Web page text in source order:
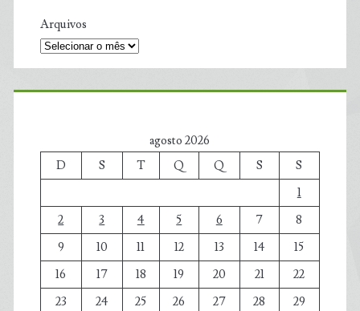
Arquivos
agosto 2026
D
S T Q Q S
S
1
2
3 4 5 6 7
8
9
10 11 12 13 14
15
16
17 18 19 20 21
22
23
24 25 26 27 28
29